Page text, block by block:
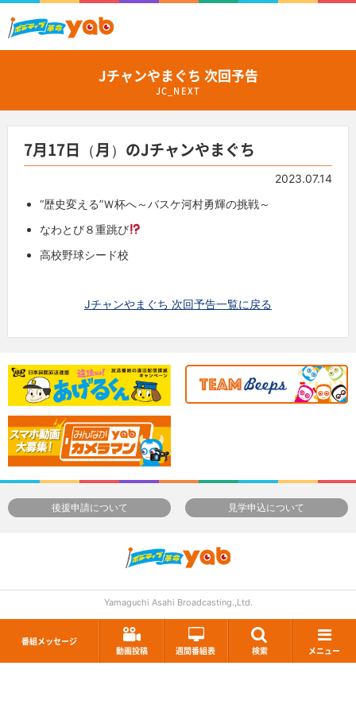
番組メッセージ
動画投稿
週間番組表 検索 メニュー
Jチャンやまぐち 次回予告
JC_NEXT
7月17日（月）のJチャンやまぐち
2023.07.14
“歴史変える”Ｗ杯へ～バスケ河村勇輝の挑戦～
なわとび８重跳び
高校野球シード校
Jチャンやまぐち 次回予告一覧に戻る
後援申請について 見学申込について
Yamaguchi Asahi Broadcasting.,Ltd.